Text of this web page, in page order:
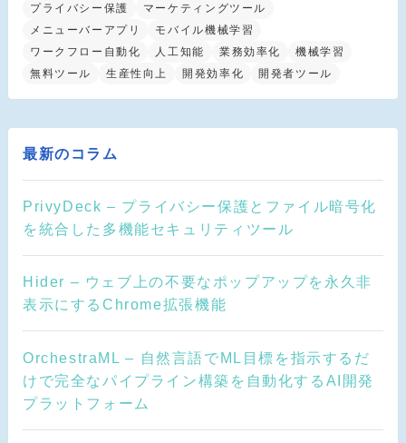
プライバシー保護
マーケティングツール
メニューバーアプリ
モバイル機械学習
ワークフロー自動化
人工知能 業務効率化
機械学習
無料ツール
生産性向上 開発効率化 開発者ツール
最新のコラム
PrivyDeck – プライバシー保護とファイル暗号化
を統合した多機能セキュリティツール
Hider – ウェブ上の不要なポップアップを永久非
表示にするChrome拡張機能
OrchestraML – 自然言語でML目標を指示するだ
けで完全なパイプライン構築を自動化するAI開発
プラットフォーム